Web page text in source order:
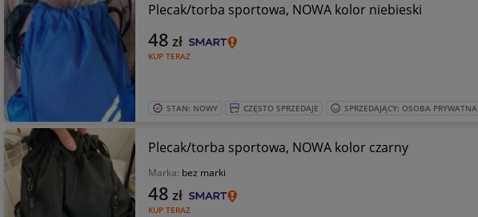
Plecak/torba sportowa, NOWA kolor niebieski
KUP TERAZ
48 zł
STAN: NOWY CZĘSTO SPRZEDAJE SPRZEDAJĄCY: OSOBA PRYWATNA
Plecak/torba sportowa, NOWA kolor czarny
Marka: bez marki
KUP TERAZ
48 zł